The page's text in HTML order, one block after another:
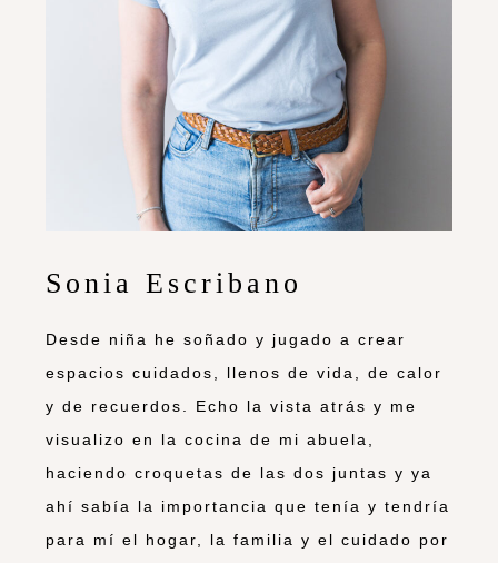
Sonia Escribano
Desde niña he soñado y jugado a crear
espacios cuidados, llenos de vida, de calor
y de recuerdos. Echo la vista atrás y me
visualizo en la cocina de mi abuela,
haciendo croquetas de las dos juntas y ya
ahí sabía la importancia que tenía y tendría
para mí el hogar, la familia y el cuidado por